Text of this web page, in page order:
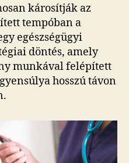
károsítják az
tempóban a
egészségügyi
döntés, amely
munkával felépített
hosszú távon